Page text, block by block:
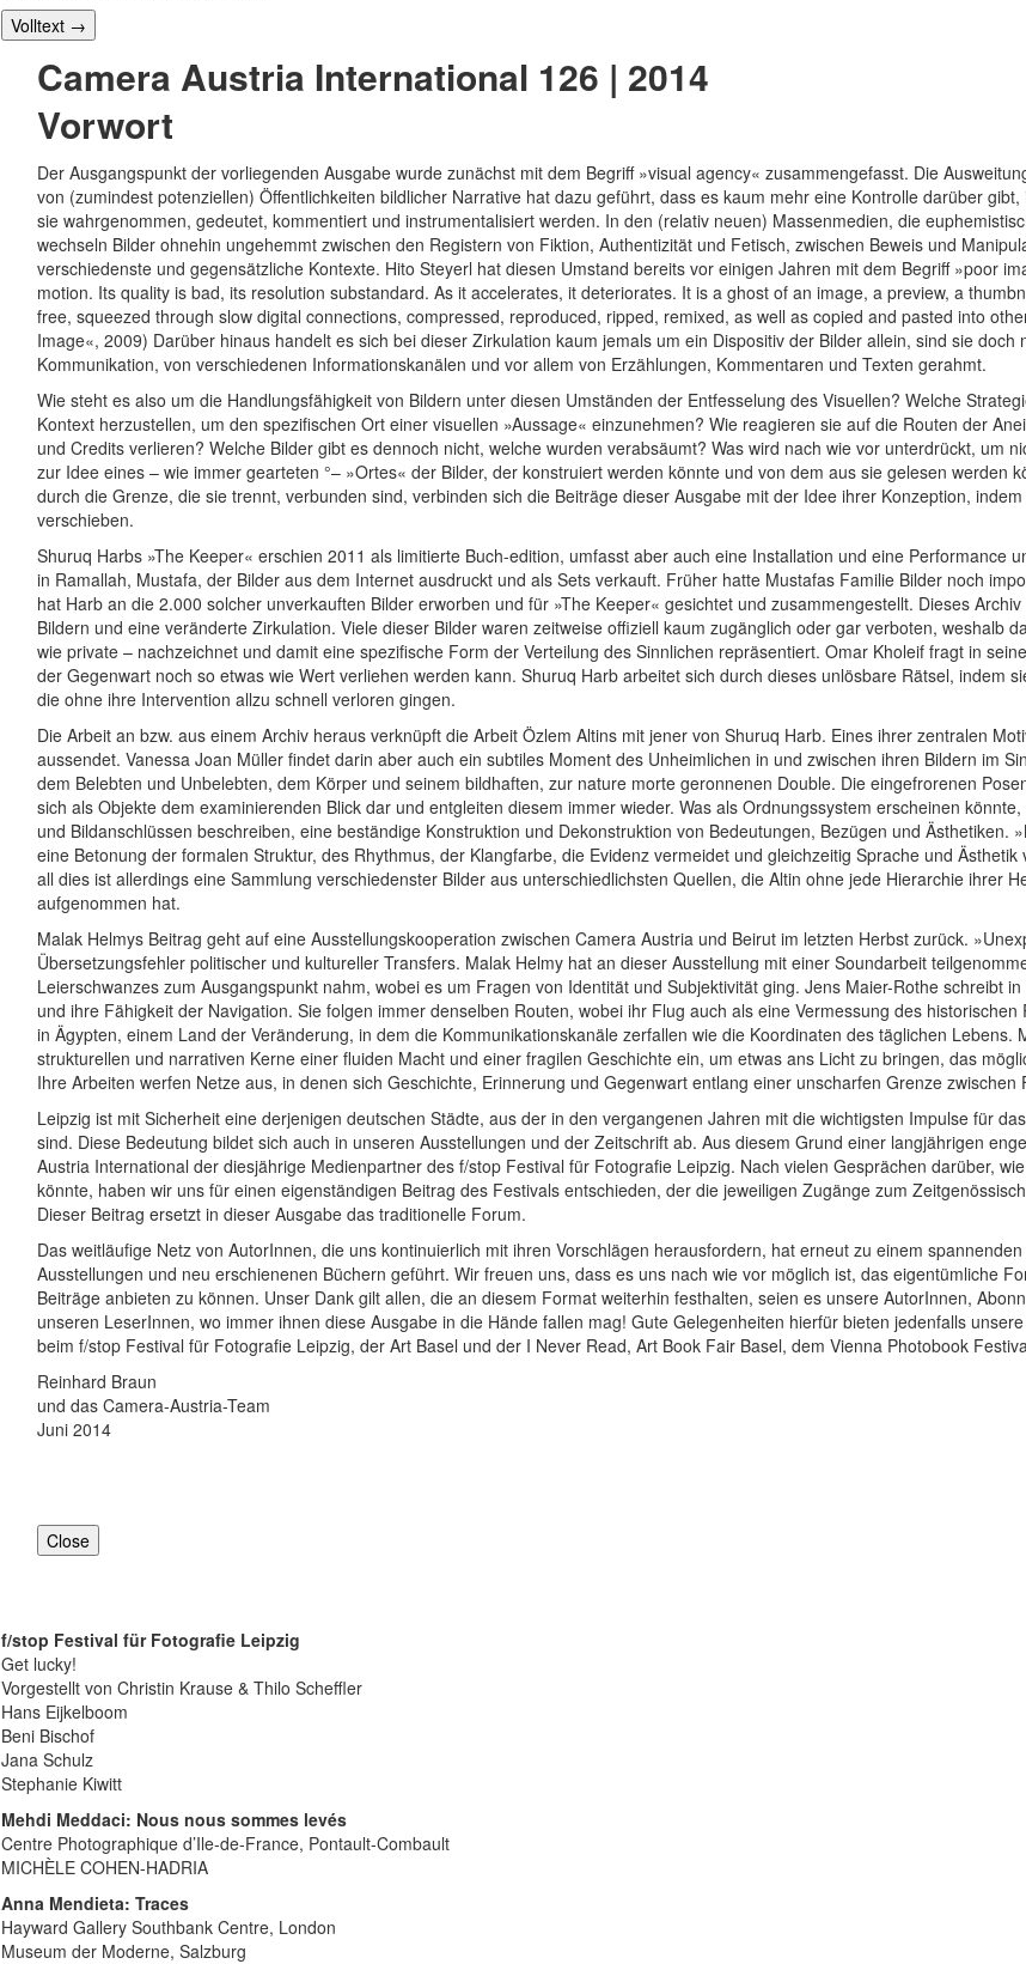
Volltext →
Camera Austria International 126 | 2014
Vorwort
Der Ausgangspunkt der vorliegenden Ausgabe wurde zunächst mit dem Begriff »visual agency« zusammengefasst. Die
von (zumindest potenziellen) Öffentlichkeiten bildlicher Narrative hat dazu geführt, dass es kaum mehr eine Kontrolle darüber
sie wahrgenommen, gedeutet, kommentiert und instrumentalisiert werden. In den (relativ neuen) Massenmedien, die
wechseln Bilder ohnehin ungehemmt zwischen den Registern von Fiktion, Authentizität und Fetisch, zwischen Beweis und
verschiedenste und gegensätzliche Kontexte. Hito Steyerl hat diesen Umstand bereits vor einigen Jahren mit dem Begriff »poor
motion. Its quality is bad, its resolution substandard. As it accelerates, it deteriorates. It is a ghost of an image, a preview, a
free, squeezed through slow digital connections, compressed, reproduced, ripped, remixed, as well as copied and pasted into
Image«, 2009) Darüber hinaus handelt es sich bei dieser Zirkulation kaum jemals um ein Dispositiv der Bilder allein, sind sie
Kommunikation, von verschiedenen Informationskanälen und vor allem von Erzählungen, Kommentaren und Texten gerahmt.
Wie steht es also um die Handlungsfähigkeit von Bildern unter diesen Umständen der Entfesselung des Visuellen? Welche
Kontext herzustellen, um den spezifischen Ort einer visuellen »Aussage« einzunehmen? Wie reagieren sie auf die Routen der
und Credits verlieren? Welche Bilder gibt es dennoch nicht, welche wurden verabsäumt? Was wird nach wie vor unterdrückt, um
zur Idee eines – wie immer gearteten °– »Ortes« der Bilder, der konstruiert werden könnte und von dem aus sie gelesen werden
durch die Grenze, die sie trennt, verbunden sind, verbinden sich die Beiträge dieser Ausgabe mit der Idee ihrer Konzeption,
verschieben.
Shuruq Harbs »The Keeper« erschien 2011 als limitierte Buch-edition, umfasst aber auch eine Installation und eine Performance
in Ramallah, Mustafa, der Bilder aus dem Internet ausdruckt und als Sets verkauft. Früher hatte Mustafas Familie Bilder noch
hat Harb an die 2.000 solcher unverkauften Bilder erworben und für »The Keeper« gesichtet und zusammengestellt. Dieses
Bildern und eine veränderte Zirkulation. Viele dieser Bilder waren zeitweise offiziell kaum zugänglich oder gar verboten, weshalb
wie private – nachzeichnet und damit eine spezifische Form der Verteilung des Sinnlichen repräsentiert. Omar Kholeif fragt in
der Gegenwart noch so etwas wie Wert verliehen werden kann. Shuruq Harb arbeitet sich durch dieses unlösbare Rätsel, indem
die ohne ihre Intervention allzu schnell verloren gingen.
Die Arbeit an bzw. aus einem Archiv heraus verknüpft die Arbeit Özlem Altins mit jener von Shuruq Harb. Eines ihrer zentralen
aussendet. Vanessa Joan Müller findet darin aber auch ein subtiles Moment des Unheimlichen in und zwischen ihren Bildern im
dem Belebten und Unbelebten, dem Körper und seinem bildhaften, zur nature morte geronnenen Double. Die eingefrorenen
sich als Objekte dem examinierenden Blick dar und entgleiten diesem immer wieder. Was als Ordnungssystem erscheinen
und Bildanschlüssen beschreiben, eine beständige Konstruktion und Dekonstruktion von Bedeutungen, Bezügen und Ästhetiken.
eine Betonung der formalen Struktur, des Rhythmus, der Klangfarbe, die Evidenz vermeidet und gleichzeitig Sprache und
all dies ist allerdings eine Sammlung verschiedenster Bilder aus unterschiedlichsten Quellen, die Altin ohne jede Hierarchie ihrer
aufgenommen hat.
Malak Helmys Beitrag geht auf eine Ausstellungskooperation zwischen Camera Austria und Beirut im letzten Herbst zurück.
Übersetzungsfehler politischer und kultureller Transfers. Malak Helmy hat an dieser Ausstellung mit einer Soundarbeit
Leierschwanzes zum Ausgangspunkt nahm, wobei es um Fragen von Identität und Subjektivität ging. Jens Maier-Rothe schreibt
und ihre Fähigkeit der Navigation. Sie folgen immer denselben Routen, wobei ihr Flug auch als eine Vermessung des
in Ägypten, einem Land der Veränderung, in dem die Kommunikationskanäle zerfallen wie die Koordinaten des täglichen Lebens.
strukturellen und narrativen Kerne einer fluiden Macht und einer fragilen Geschichte ein, um etwas ans Licht zu bringen, das
Ihre Arbeiten werfen Netze aus, in denen sich Geschichte, Erinnerung und Gegenwart entlang einer unscharfen Grenze
Leipzig ist mit Sicherheit eine derjenigen deutschen Städte, aus der in den vergangenen Jahren mit die wichtigsten Impulse für
sind. Diese Bedeutung bildet sich auch in unseren Ausstellungen und der Zeitschrift ab. Aus diesem Grund einer langjährigen
Austria International der diesjährige Medienpartner des f/stop Festival für Fotografie Leipzig. Nach vielen Gesprächen darüber,
könnte, haben wir uns für einen eigenständigen Beitrag des Festivals entschieden, der die jeweiligen Zugänge zum
Dieser Beitrag ersetzt in dieser Ausgabe das traditionelle Forum.
Das weitläufige Netz von AutorInnen, die uns kontinuierlich mit ihren Vorschlägen herausfordern, hat erneut zu einem
Ausstellungen und neu erschienenen Büchern geführt. Wir freuen uns, dass es uns nach wie vor möglich ist, das eigentümliche
Beiträge anbieten zu können. Unser Dank gilt allen, die an diesem Format weiterhin festhalten, seien es unsere AutorInnen,
unseren LeserInnen, wo immer ihnen diese Ausgabe in die Hände fallen mag! Gute Gelegenheiten hierfür bieten jedenfalls
beim f/stop Festival für Fotografie Leipzig, der Art Basel und der I Never Read, Art Book Fair Basel, dem Vienna Photobook
Reinhard Braun
und das Camera-Austria-Team
Juni 2014
Close
f/stop Festival für Fotografie Leipzig
Get lucky!
Vorgestellt von Christin Krause & Thilo Scheffler
Hans Eijkelboom
Beni Bischof
Jana Schulz
Stephanie Kiwitt
Mehdi Meddaci: Nous nous sommes levés
Centre Photographique d’Ile-de-France, Pontault-Combault
MICHÈLE COHEN-HADRIA
Anna Mendieta: Traces
Hayward Gallery Southbank Centre, London
Museum der Moderne, Salzburg